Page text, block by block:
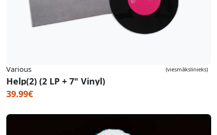
Various (viesmākslinieks)
Help(2) (2 LP + 7" Vinyl)
39.99€